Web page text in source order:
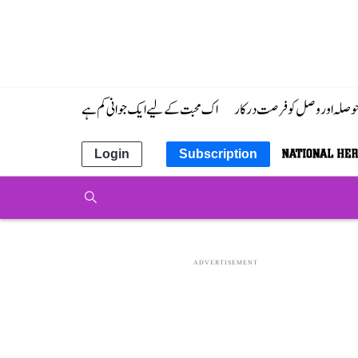
اور وصل کو فرصت درکار اک محبت کے لیے ایک جوانی کم ہے
Subscription
Login
ADVERTISEMENT